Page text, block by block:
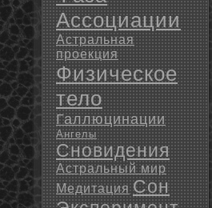
Ассоциации
Астральная
проекция
Физическое
тело
Галлюцинации
Ангелы
Сновидения
Астральный мир
Медитация Сон